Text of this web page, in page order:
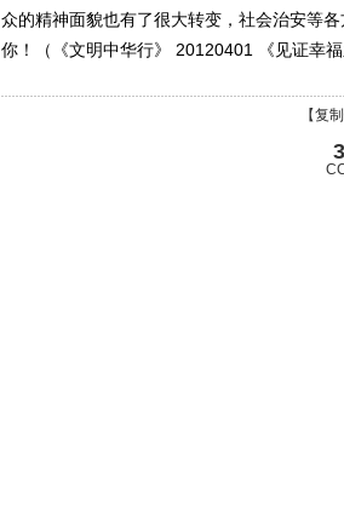
众的精神面貌也有了很大转变，社会治安等
你！（《文明中华行》 20120401 《见证幸福
【复